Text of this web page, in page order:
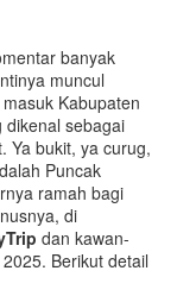
banyak
muncul
Kabupaten
dikenal sebagai
Ya bukit, ya curug,
Puncak
ramah bagi
di
dan kawan-
Berikut detail